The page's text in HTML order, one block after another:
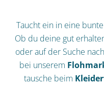
Taucht ein in eine
Ob du deine gut
oder auf der Suche
bei unserem
tausche beim